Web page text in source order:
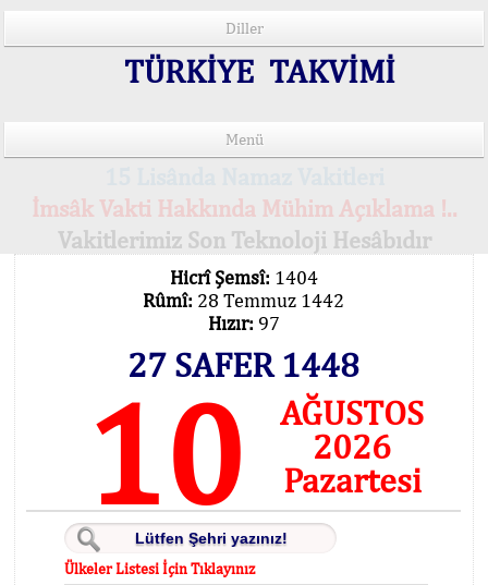
Diller
TÜRKİYE TAKVİMİ
Menü
İmsâk Vakti Hakkında Mühim Açıklama !..
Vakitlerimiz Son Teknoloji Hesâbıdır
Hicrî Şemsî: 1404
Rûmî: 28 Temmuz 1442
Hızır: 97
27 SAFER 1448
10
AĞUSTOS
2026
Pazartesi
Ülkeler Listesi İçin Tıklayınız